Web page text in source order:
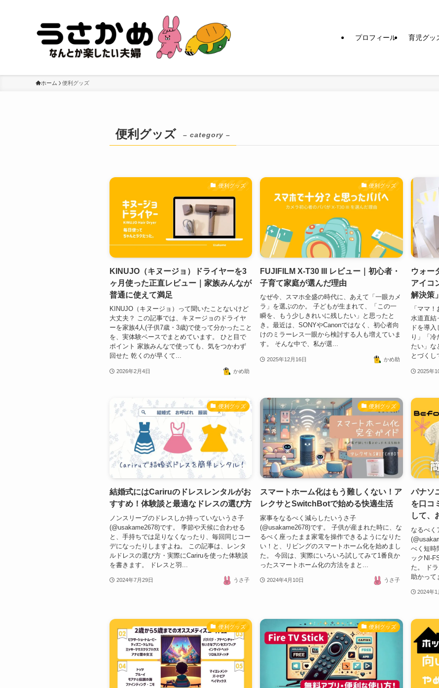
プロフィール 育児グッ
ホーム 便利グッズ
便利グッズ – category –
便利グッズ
KINUJO（キヌージョ）ドライヤーを3
ヶ月使った正直レビュー｜家族みんなが
普通に使えて満足
KINUJO（キヌージョ）って聞いたことないけど
大丈夫？ この記事では、キヌージョのドライヤ
ーを家族4人(子供7歳・3歳)で使って分かったこと
を、実体験ベースでまとめています。 ひと目で
ポイント 家族みんなで使っても、気をつかわず
回せた 乾くのが早くて...
2026年2月4日 かめ助
便利グッズ
FUJIFILM X-T30 III レビュー｜初心者・
子育て家庭が選んだ理由
なぜ今、スマホ全盛の時代に、あえて「一眼カメ
ラ」を選ぶのか。 子どもが生まれて、「この一
瞬を、もう少しきれいに残したい」と思ったと
き。最近は、SONYやCanonではなく、初心者向
けのミラーレス一眼から検討する人も増えていま
す。 そんな中で、私が選...
2025年12月16日 かめ助
ウォー
アイコ
解決策」
「ママ
水道直結
ドを導
り」「冷
たい」な
とづくし
2025年
便利グッズ
結婚式にはCariruのドレスレンタルがお
すすめ！体験談と最適なドレスの選び方
ノンスリーブのドレスしか持っていないうさ子
(@usakame2678)です。 季節や天候に合わせる
と、手持ちでは足りなくなったり、毎回同じコー
デになったりしますよね。 この記事は、レンタ
ルドレスの選び方・実際にCariruを使った体験談
を書きます。 ドレスと羽...
2024年7月29日 うさ子
便利グッズ
スマートホーム化はもう難しくない！ア
レクサとSwitchBotで始める快適生活
家事をなるべく減らしたいうさ子
(@usakame2678)です。 子供が産まれた時に、な
るべく座ったまま家電を操作できるようになりた
い！と、リビングのスマートホーム化を始めまし
た。 今回は、実際にいろいろ試してみて1番良か
ったスマートホーム化の方法をまと...
2024年4月10日 うさ子
パナソ
を口コ
して、
なるべく
べく短時
ックNI-
た。 ド
助かって
2024年1
便利グッズ 便利グッズ